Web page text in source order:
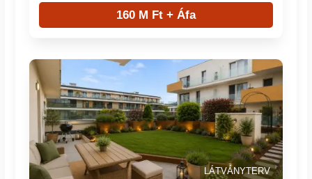
160 M Ft + Áfa
LÁTVÁNYTERV